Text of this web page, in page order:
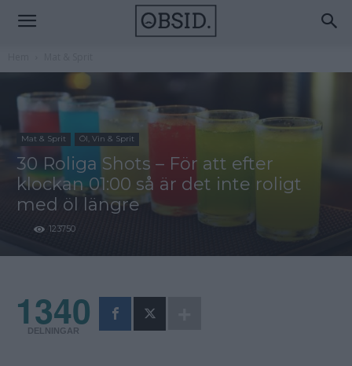
Mat & Sprit Öl, Vin & Sprit
30 Roliga Shots – För att efter
klockan 01:00 så är det inte roligt
med öl längre
123750
1340
DELNINGAR